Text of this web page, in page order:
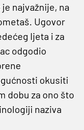
najvažnije, na
Ugovor
ljeta i za
odgodio
okusiti
dobu za ono što
naziva